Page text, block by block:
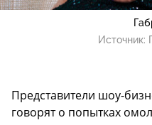
Источник:
Представители шоу-
говорят о попытках